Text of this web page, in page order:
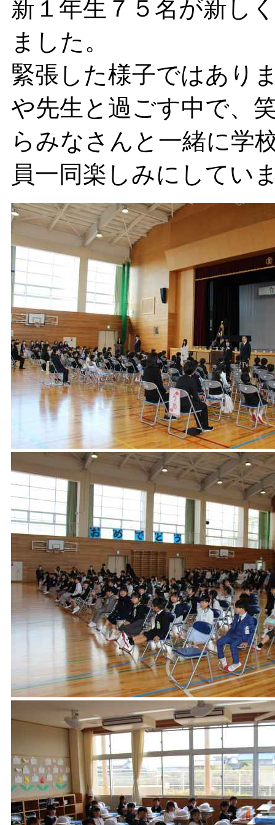
新１年生７５名が新し
ました。
緊張した様子ではあり
や先生と過ごす中で、
らみなさんと一緒に学
員一同楽しみにしてい